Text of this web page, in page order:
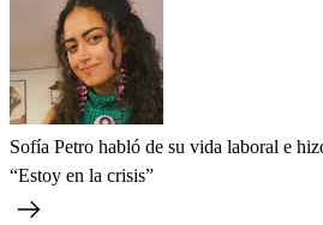
Sofía Petro habló de su vida laboral e
“Estoy en la crisis”